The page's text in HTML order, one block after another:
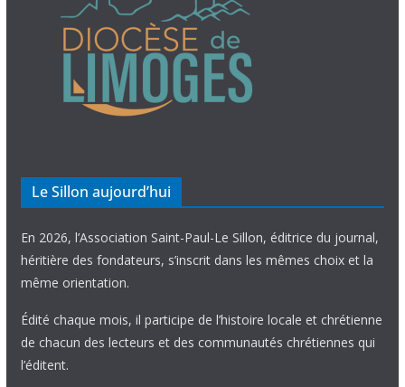
Le Sillon aujourd’hui
En 2026, l’Association Saint-Paul-Le Sillon, éditrice du journal,
héritière des fondateurs, s’inscrit dans les mêmes choix et la
même orientation.
Édité chaque mois, il participe de l’histoire locale et chrétienne
de chacun des lecteurs et des communautés chrétiennes qui
l’éditent.